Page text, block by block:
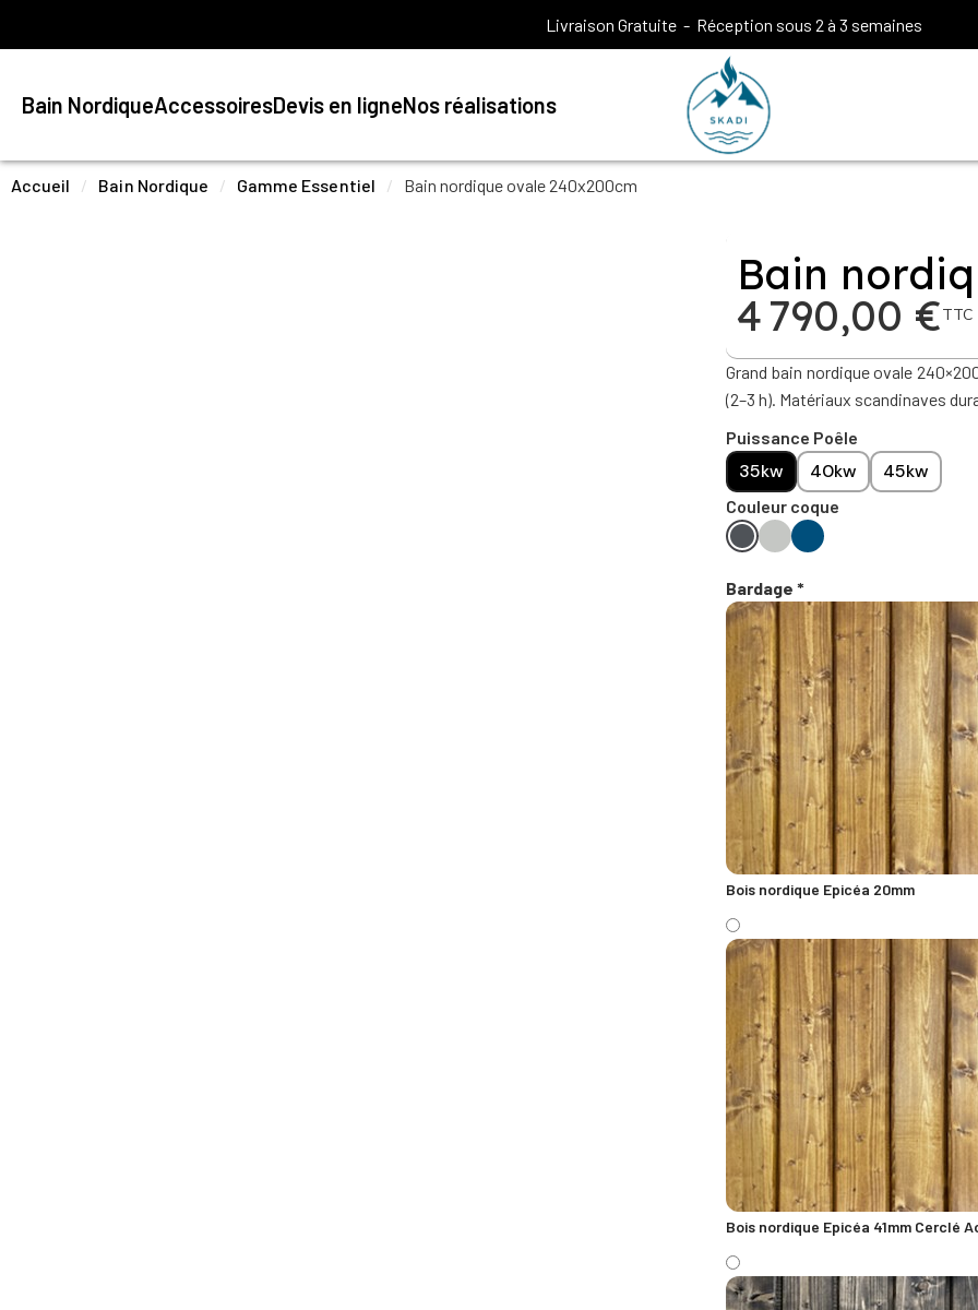
Livraison Gratuite - Réception sous 2 à 3 semaines
Bain NordiqueAccessoiresDevis en ligneNos réalisations
Accueil Bain Nordique Gamme Essentiel Bain nordique ovale 240x200cm
Bain
4 790,00 €TTC
Grand bain nordique ovale
(2–3 h). Matériaux scandinaves
Puissance Poêle
35kw 40kw 45kw
Couleur coque
Bardage *
Bois nordique Epicéa 20mm
Bois nordique Epicéa 41mm Cerclé